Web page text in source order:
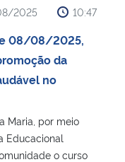
2025 10:47
08/08/2025,
da
no
Maria, por meio
Educacional
o curso